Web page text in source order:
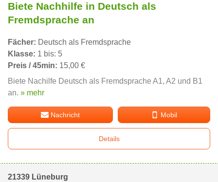
Biete Nachhilfe in Deutsch als
Fremdsprache an
Fächer: Deutsch als Fremdsprache
Klasse: 1 bis: 5
Preis / 45min: 15,00 €
Biete Nachilfe Deutsch als Fremdsprache A1, A2 und B1
an. » mehr
Nachricht Mobil
Details
21339 Lüneburg